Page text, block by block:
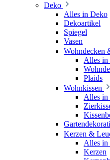
Deko
Alles in Deko
Dekoartikel
Spiegel
Vasen
Wohndecken
Alles in
Plaids
Wohnkissen
Alles in
Kerzen &
Alles in
Kerzen